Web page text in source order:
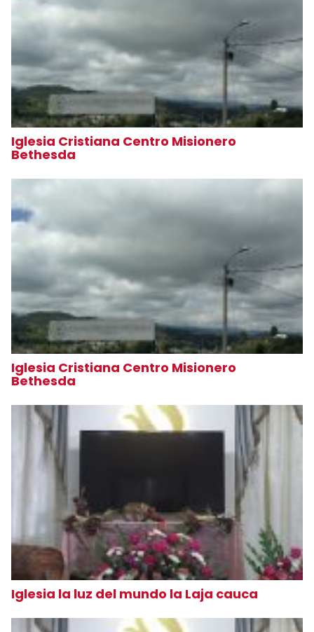
Iglesia Cristiana Centro Misionero
Bethesda
Iglesia Cristiana Centro Misionero
Bethesda
Iglesia la luz del mundo la Laja cauca